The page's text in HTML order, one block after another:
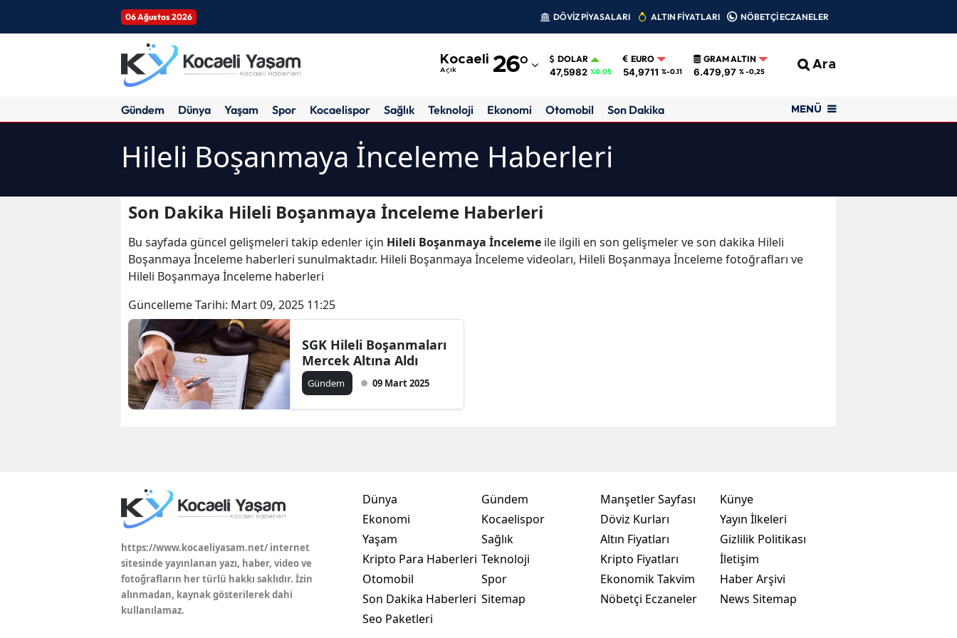
06 Ağustos 2026 DÖVİZ PİYASALARI ALTIN FİYATLARI NÖBETÇİ ECZANELER
Kocaeli
Açık 26°
Adıyaman
Amasya
Antalya
Artvin
Çankırı
Çorum
Denizli
DOLAR
47,5982 %0.05
EURO
54,9711 %-0.11
GRAM ALTIN
6.479,97 % -0,25 Ara
Gündem Dünya Yaşam Spor Kocaelispor Sağlık Teknoloji Ekonomi Otomobil Son Dakika MENÜ
Hileli Boşanmaya İnceleme Haberleri
Son Dakika Hileli Boşanmaya İnceleme Haberleri
Bu sayfada güncel gelişmeleri takip edenler için Hileli Boşanmaya İnceleme ile ilgili en son gelişmeler ve son dakika Hileli
Boşanmaya İnceleme haberleri sunulmaktadır. Hileli Boşanmaya İnceleme videoları, Hileli Boşanmaya İnceleme fotoğrafları ve
Hileli Boşanmaya İnceleme haberleri
Güncelleme Tarihi: Mart 09, 2025 11:25
SGK Hileli Boşanmaları
Mercek Altına Aldı
Gündem 09 Mart 2025
https://www.kocaeliyasam.net/ internet
sitesinde yayınlanan yazı, haber, video ve
fotoğrafların her türlü hakkı saklıdır. İzin
alınmadan, kaynak gösterilerek dahi
kullanılamaz.
Dünya
Ekonomi
Yaşam
Kripto Para Haberleri
Otomobil
Son Dakika Haberleri
Seo Paketleri
Gündem
Kocaelispor
Sağlık
Teknoloji
Spor
Sitemap
Manşetler Sayfası
Döviz Kurları
Altın Fiyatları
Kripto Fiyatları
Ekonomik Takvim
Nöbetçi Eczaneler
Künye
Yayın İlkeleri
Gizlilik Politikası
İletişim
Haber Arşivi
News Sitemap